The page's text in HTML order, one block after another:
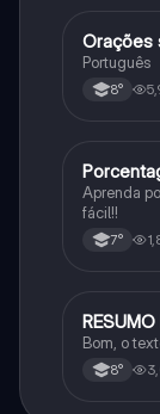
Português
Orações
Português
8°
Aprenda
fácil!!
7°
Português
Bom, o
8°